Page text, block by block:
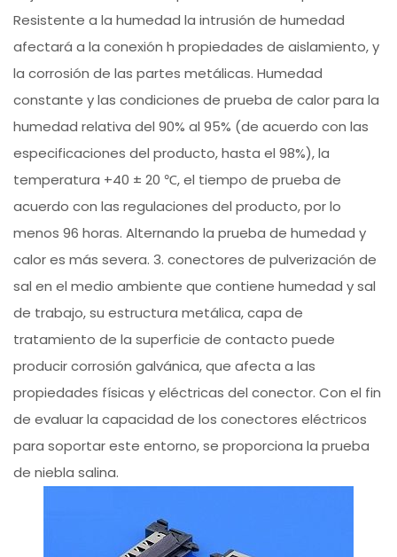
Resistente a la humedad la intrusión de humedad
afectará a la conexión h propiedades de aislamiento, y
la corrosión de las partes metálicas. Humedad
constante y las condiciones de prueba de calor para la
humedad relativa del 90% al 95% (de acuerdo con las
especificaciones del producto, hasta el 98%), la
temperatura +40 ± 20 ℃, el tiempo de prueba de
acuerdo con las regulaciones del producto, por lo
menos 96 horas. Alternando la prueba de humedad y
calor es más severa. 3. conectores de pulverización de
sal en el medio ambiente que contiene humedad y sal
de trabajo, su estructura metálica, capa de
tratamiento de la superficie de contacto puede
producir corrosión galvánica, que afecta a las
propiedades físicas y eléctricas del conector. Con el fin
de evaluar la capacidad de los conectores eléctricos
para soportar este entorno, se proporciona la prueba
de niebla salina.